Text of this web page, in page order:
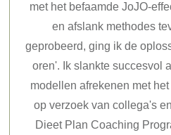
met het befaamde JoJO-
en afslank methodes
geprobeerd, ging ik de
oren'. Ik slankte succesvol
modellen afrekenen met
op verzoek van collega's
Dieet Plan Coaching